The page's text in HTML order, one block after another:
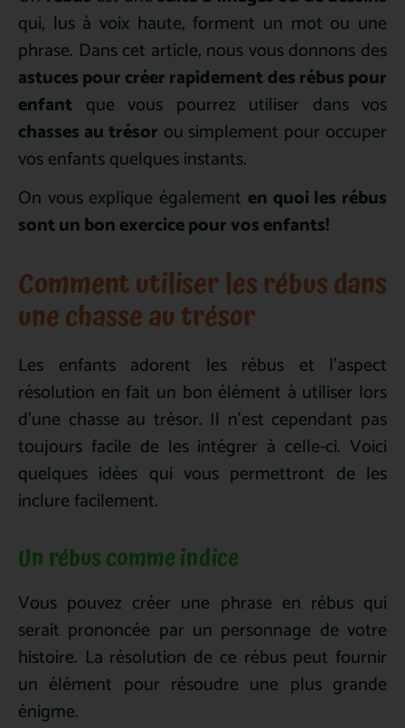
qui, lus à voix haute, forment un mot ou une
phrase. Dans cet article, nous vous donnons des
astuces pour créer rapidement des rébus pour
enfant que vous pourrez utiliser dans vos
chasses au trésor ou simplement pour occuper
vos enfants quelques instants.
On vous explique également en quoi les rébus
sont un bon exercice pour vos enfants!
Comment utiliser les rébus dans
une chasse au trésor
Les enfants adorent les rébus et l’aspect
résolution en fait un bon élément à utiliser lors
d’une chasse au trésor. Il n’est cependant pas
toujours facile de les intégrer à celle-ci. Voici
quelques idées qui vous permettront de les
inclure facilement.
Un rébus comme indice
Vous pouvez créer une phrase en rébus qui
serait prononcée par un personnage de votre
histoire. La résolution de ce rébus peut fournir
un élément pour résoudre une plus grande
énigme.